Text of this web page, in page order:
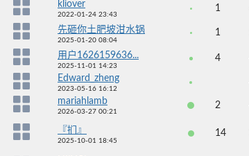
kliover
2022-01-24 23:43
1
先砸你土肥坡泔水锅
2025-01-20 08:04
1
用户1626159636...
2025-11-01 14:23
4
Edward_zheng
2023-05-16 16:12
mariahlamb
2026-03-27 00:21
2
『扪』
2025-10-01 18:45
14